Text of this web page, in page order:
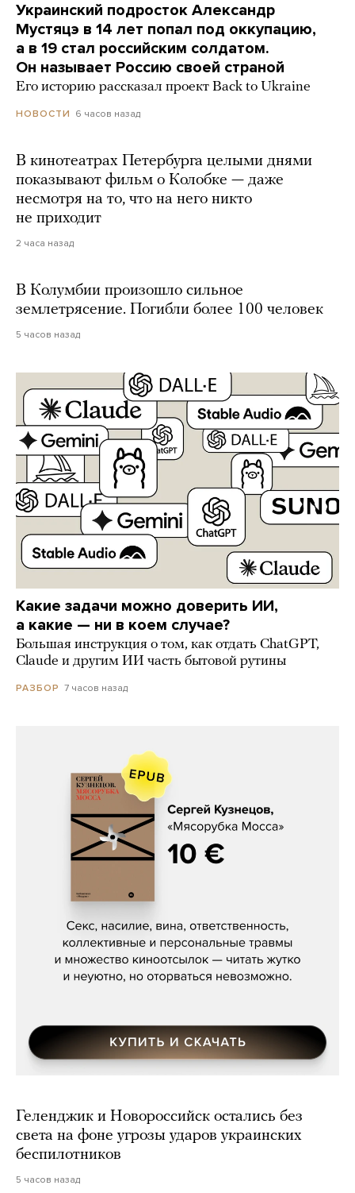
Украинский подросток Александр
Мустяцэ в 14 лет попал под оккупацию,
а в 19 стал российским солдатом.
Он называет Россию своей страной
Его историю рассказал проект Back to Ukraine
НОВОСТИ 6 часов назад
В кинотеатрах Петербурга целыми днями
показывают фильм о Колобке — даже
несмотря на то, что на него никто
не приходит
2 часа назад
В Колумбии произошло сильное
землетрясение. Погибли более 100 человек
5 часов назад
Какие задачи можно доверить ИИ,
а какие — ни в коем случае?
Большая инструкция о том, как отдать ChatGPT,
Claude и другим ИИ часть бытовой рутины
РАЗБОР 7 часов назад
Сергей Кузнецов, «Мясорубка
Геленджик и Новороссийск остались без
света на фоне угрозы ударов украинских
беспилотников
5 часов назад